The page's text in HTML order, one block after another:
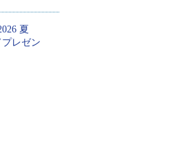
夏
プレゼン